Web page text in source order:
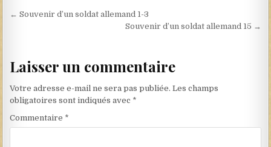
Navigation de l’article
← Souvenir d’un soldat allemand 1-3
Souvenir d’un soldat allemand 15 →
Laisser un commentaire
Votre adresse e-mail ne sera pas publiée. Les champs
obligatoires sont indiqués avec *
Commentaire *